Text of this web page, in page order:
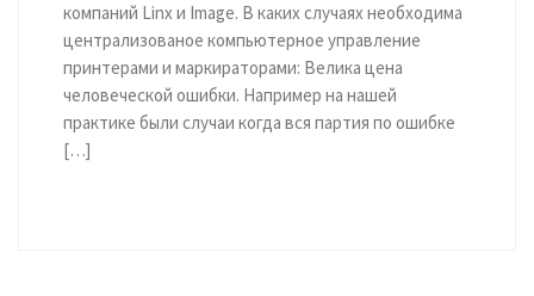
компаний Linx и Image. В каких случаях необходима
централизованое компьютерное управление
принтерами и маркираторами: Велика цена
человеческой ошибки. Например на нашей
практике были случаи когда вся партия по ошибке
[…]